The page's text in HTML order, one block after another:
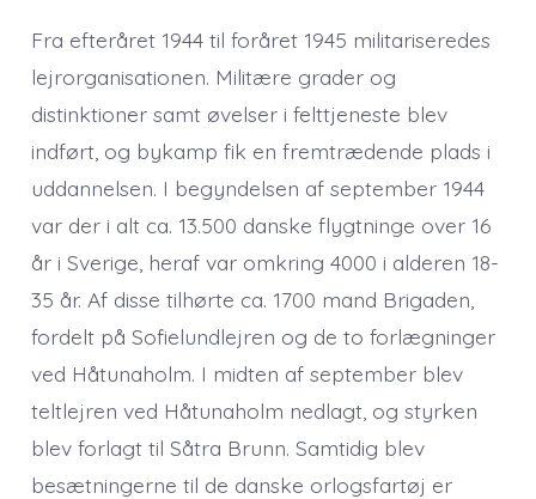
Fra efteråret 1944 til foråret 1945 militariseredes
lejrorganisationen. Militære grader og
distinktioner samt øvelser i felttjeneste blev
indført, og bykamp fik en fremtrædende plads i
uddannelsen. I begyndelsen af september 1944
var der i alt ca. 13.500 danske flygtninge over 16
år i Sverige, heraf var omkring 4000 i alderen 18-
35 år. Af disse tilhørte ca. 1700 mand Brigaden,
fordelt på Sofielundlejren og de to forlægninger
ved Håtunaholm. I midten af september blev
teltlejren ved Håtunaholm nedlagt, og styrken
blev forlagt til Såtra Brunn. Samtidig blev
besætningerne til de danske orlogsfartøj er